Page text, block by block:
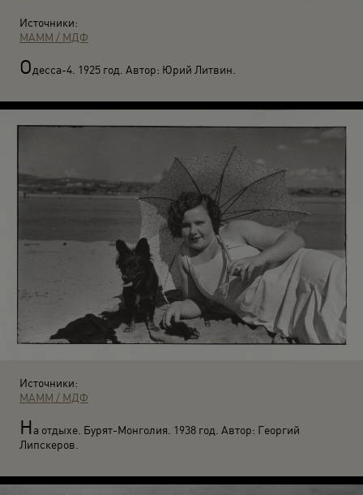
Источники:
МАММ / МДФ
Одесса-4. 1925 год. Автор: Юрий Литвин.
Источники:
МАММ / МДФ
На отдыхе. Бурят-Монголия. 1938 год. Автор: Георгий
Липскеров.